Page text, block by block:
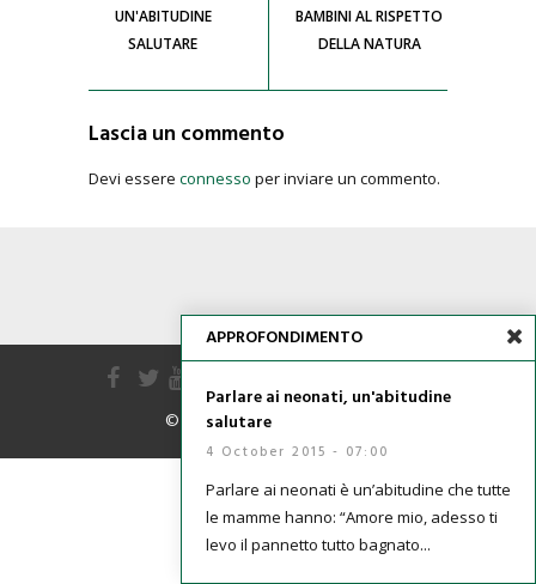
UN'ABITUDINE
SALUTARE
BAMBINI AL RISPETTO
DELLA NATURA
Lascia un commento
Devi essere connesso per inviare un commento.
APPROFONDIMENTO
Parlare ai neonati, un'abitudine
salutare
4 October 2015 - 07:00
Parlare ai neonati è un’abitudine che tutte
le mamme hanno: “Amore mio, adesso ti
levo il pannetto tutto bagnato...
© 2015 edizioni la meridiana